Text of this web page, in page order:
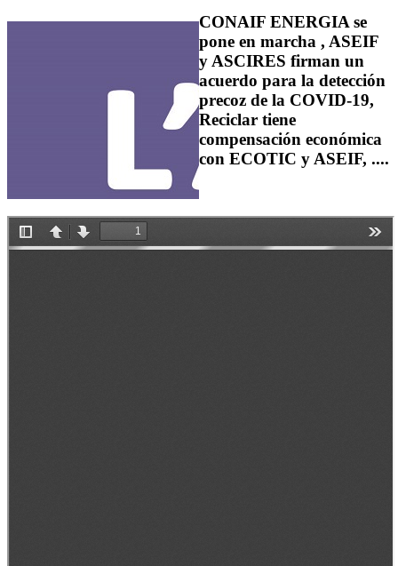
CONAIF ENERGIA se
pone en marcha , ASEIF
y ASCIRES firman un
acuerdo para la detección
precoz de la COVID-19,
Reciclar tiene
compensación económica
con ECOTIC y ASEIF, ....